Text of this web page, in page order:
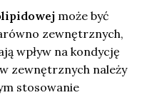
może być
zewnętrznych,
wpływ na kondycję
zewnętrznych należy
stosowanie